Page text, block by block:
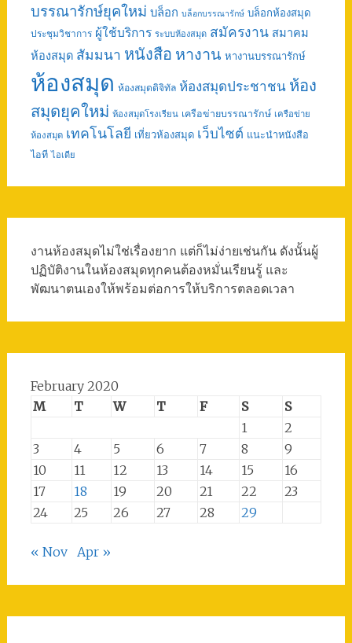
บรรณารักษ์ยุคใหม่ บล็อก บล็อกบรรณารักษ์ บล็อกห้องสมุด
ประชุมวิชาการ ผู้ใช้บริการ ระบบห้องสมุด สมัครงาน สมาคม
ห้องสมุด สัมมนา หนังสือ หางาน หางานบรรณารักษ์
ห้องสมุด ห้องสมุดดิจิทัล ห้องสมุดประชาชน ห้อง
สมุดยุคใหม่ ห้องสมุดโรงเรียน เครือข่ายบรรณารักษ์ เครือข่าย
ห้องสมุด เทคโนโลยี เที่ยวห้องสมุด เว็บไซต์ แนะนำหนังสือ
ไอที ไอเดีย
งานห้องสมุดไม่ใช่เรื่องยาก แต่ก็ไม่ง่ายเช่นกัน ดังนั้นผู้
ปฏิบัติงานในห้องสมุดทุกคนต้องหมั่นเรียนรู้ และ
พัฒนาตนเองให้พร้อมต่อการให้บริการตลอดเวลา
February 2020
M
T W T F S
S
1
2
3
4 5 6 7 8
9
10
11 12 13 14 15
16
17
18 19 20 21 22
23
24
25 26 27 28 29
« Nov Apr »